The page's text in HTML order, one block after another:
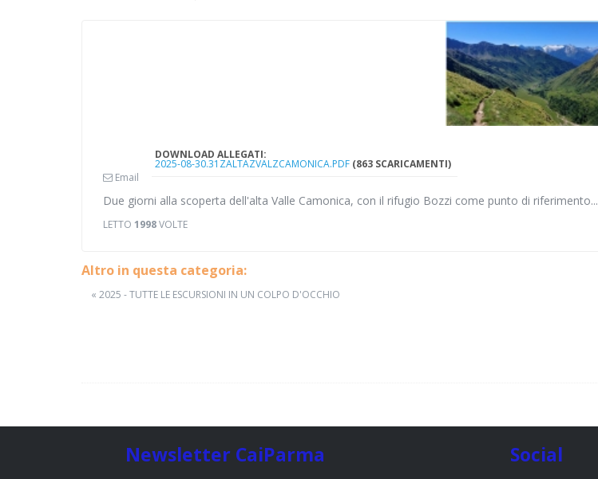
Email
DOWNLOAD ALLEGATI:
2025-08-30.31ZALTAZVALZCAMONICA.PDF (863 SCARICAMENTI)
Due giorni alla scoperta dell'alta Valle Camonica, con il rifugio Bozzi come punto di riferimento...
LETTO 1998VOLTE
Altro in questa categoria:
« 2025 - TUTTE LE ESCURSIONI IN UN COLPO D'OCCHIO
Newsletter CaiParma Social